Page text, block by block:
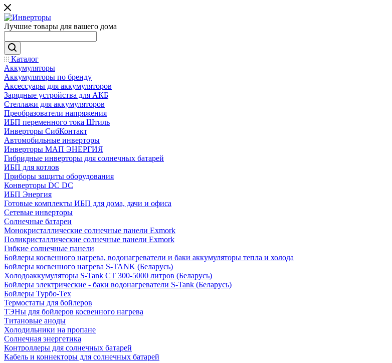
Лучшие товары для вашего дома
Каталог
Аккумуляторы
Аккумуляторы по бренду
Аксессуары для аккумуляторов
Зарядные устройства для АКБ
Стеллажи для аккумуляторов
Преобразователи напряжения
ИБП переменного тока Штиль
Инверторы СибКонтакт
Автомобильные инверторы
Инверторы МАП ЭНЕРГИЯ
Гибридные инверторы для солнечных батарей
ИБП для котлов
Приборы защиты оборудования
Конверторы DC DC
ИБП Энергия
Готовые комплекты ИБП для дома, дачи и офиса
Сетевые инверторы
Солнечные батареи
Монокристаллические солнечные панели Exmork
Поликристаллические солнечные панели Exmork
Гибкие солнечные панели
Бойлеры косвенного нагрева, водонагреватели и баки аккумуляторы тепла и холода
Бойлеры косвенного нагрева S-TANK (Беларусь)
Холодоаккумуляторы S-Tank СТ 300-5000 литров (Беларусь)
Бойлеры электрические - баки водонагреватели S-Tank (Беларусь)
Бойлеры Турбо-Тех
Термостаты для бойлеров
ТЭНы для бойлеров косвенного нагрева
Титановые аноды
Холодильники на пропане
Солнечная энергетика
Контроллеры для солнечных батарей
Кабель и коннекторы для солнечных батарей